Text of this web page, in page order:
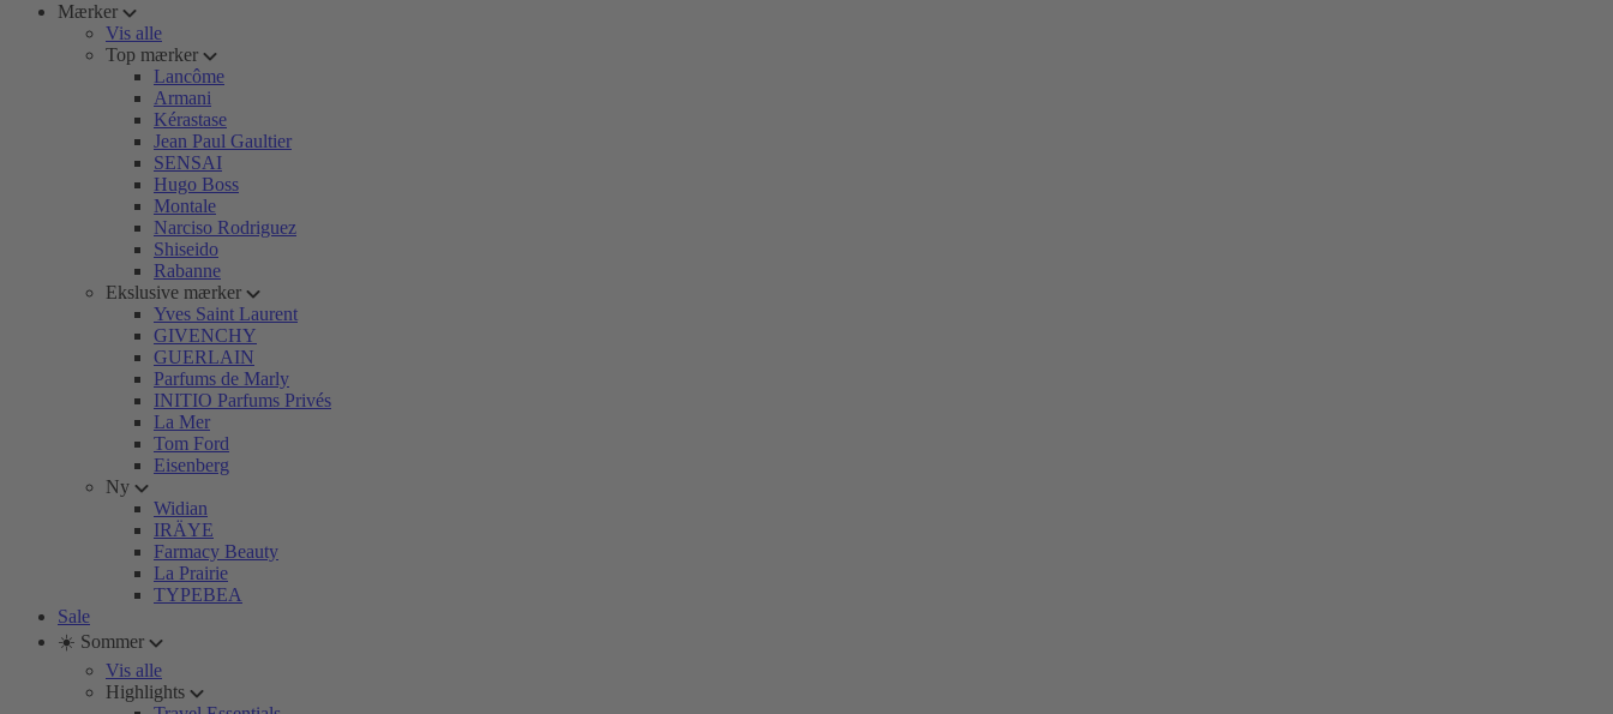
Mærker
Vis alle
Top mærker
Lancôme
Armani
Kérastase
Jean Paul Gaultier
SENSAI
Hugo Boss
Montale
Narciso Rodriguez
Shiseido
Rabanne
Ekslusive mærker
Yves Saint Laurent
GIVENCHY
GUERLAIN
Parfums de Marly
INITIO Parfums Privés
La Mer
Tom Ford
Eisenberg
Ny
Widian
IRÄYE
Farmacy Beauty
La Prairie
TYPEBEA
Sale
☀️ Sommer
Vis alle
Highlights